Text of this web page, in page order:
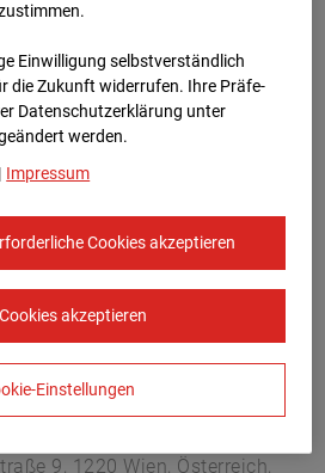
9, 1220 Wien, Österreich,
Einwilligung selbstverständlich
die Zukunft widerrufen. Ihre Prä­fe­
Datenschutzerklärung unter
werden.
| Impressum
Cookies akzeptieren
akzeptieren
Einstellungen